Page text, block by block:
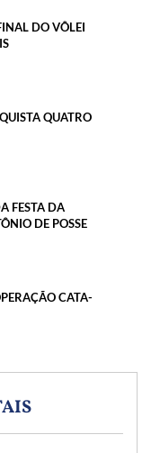
DO VÔLEI
QUATRO
FESTA DA
DE POSSE
CATA-